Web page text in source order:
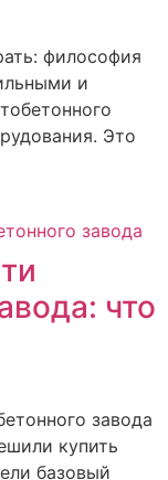
философия
и
Это
что
завода
купить
базовый